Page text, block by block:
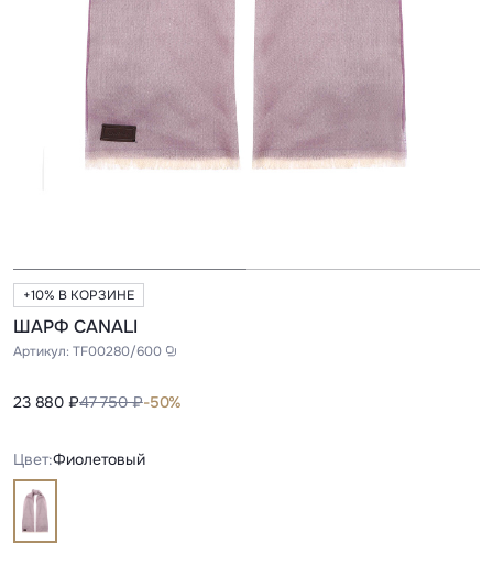
+10% В КОРЗИНЕ
ШАРФ CANALI
Артикул: TF00280/600
23 880 ₽47 750 ₽-50%
Цвет:Фиолетовый